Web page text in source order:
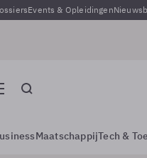
Events & Opleidingen
MaatschappijTech &